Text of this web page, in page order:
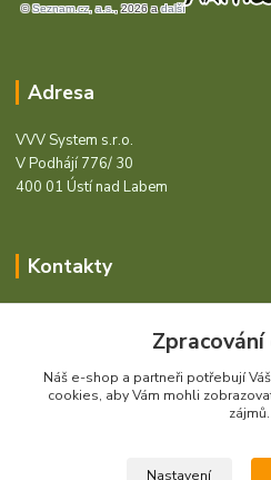
Adresa
VVV System s.r.o.
V Podhájí 776/ 30
400 01 Ústí nad Labem
Kontakty
+420 472744350
Po - Pá 8:00 - 15:00
Zpracování
Náš e-shop a partneři potřebují Váš
cookies, aby Vám mohli
zájmů.
Nastavení